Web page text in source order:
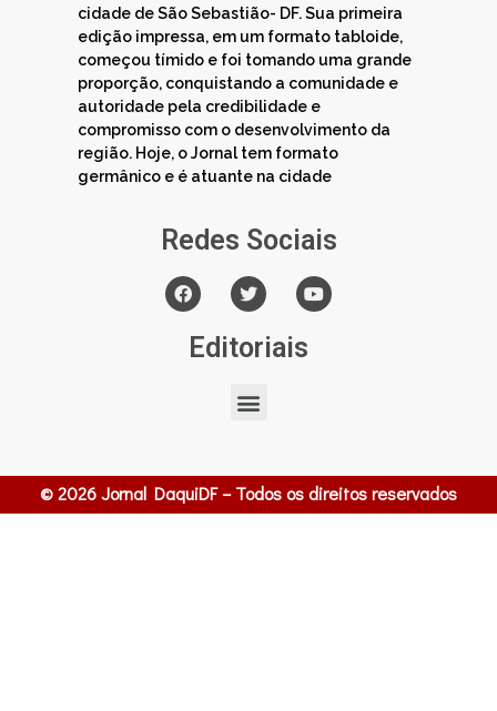
cidade de São Sebastião- DF. Sua primeira
edição impressa, em um formato tabloide,
começou tímido e foi tomando uma grande
proporção, conquistando a comunidade e
autoridade pela credibilidade e
compromisso com o desenvolvimento da
região. Hoje, o Jornal tem formato
germânico e é atuante na cidade
Redes Sociais
Editoriais
© 2026 Jornal DaquiDF – Todos os direitos reservados